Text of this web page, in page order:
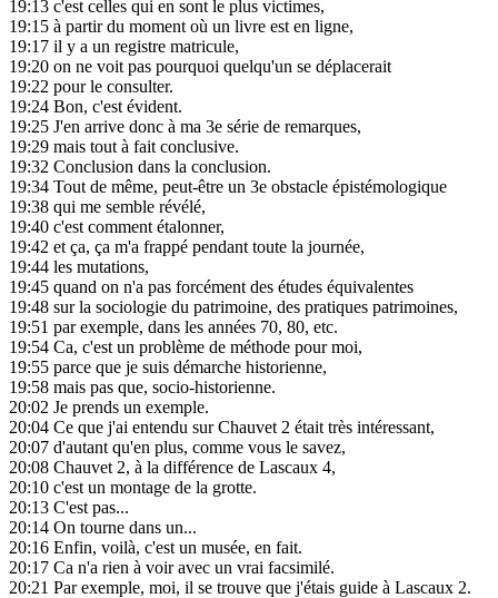
19:13 c'est celles qui en sont le plus victimes,
19:15 à partir du moment où un livre est en ligne,
19:17 il y a un registre matricule,
19:20 on ne voit pas pourquoi quelqu'un se déplacerait
19:22 pour le consulter.
19:24 Bon, c'est évident.
19:25 J'en arrive donc à ma 3e série de remarques,
19:29 mais tout à fait conclusive.
19:32 Conclusion dans la conclusion.
19:34 Tout de même, peut-être un 3e obstacle épistémologique
19:38 qui me semble révélé,
19:40 c'est comment étalonner,
19:42 et ça, ça m'a frappé pendant toute la journée,
19:44 les mutations,
19:45 quand on n'a pas forcément des études équivalentes
19:48 sur la sociologie du patrimoine, des pratiques patrimoines,
19:51 par exemple, dans les années 70, 80, etc.
19:54 Ca, c'est un problème de méthode pour moi,
19:55 parce que je suis démarche historienne,
19:58 mais pas que, socio-historienne.
20:02 Je prends un exemple.
20:04 Ce que j'ai entendu sur Chauvet 2 était très intéressant,
20:07 d'autant qu'en plus, comme vous le savez,
20:08 Chauvet 2, à la différence de Lascaux 4,
20:10 c'est un montage de la grotte.
20:13 C'est pas...
20:14 On tourne dans un...
20:16 Enfin, voilà, c'est un musée, en fait.
20:17 Ca n'a rien à voir avec un vrai facsimilé.
20:21 Par exemple, moi, il se trouve que j'étais guide à Lascaux 2.